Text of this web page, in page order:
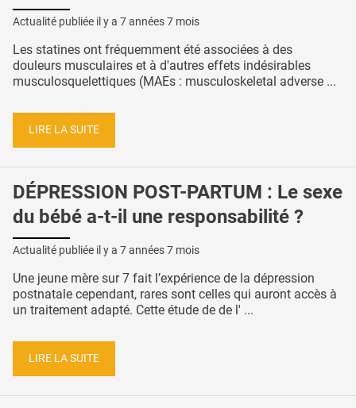
Actualité publiée il y a 7 années 7 mois
Les statines ont fréquemment été associées à des
douleurs musculaires et à d'autres effets indésirables
musculosquelettiques (MAEs : musculoskeletal adverse ...
LIRE LA SUITE
DÉPRESSION POST-PARTUM : Le sexe
du bébé a-t-il une responsabilité ?
Actualité publiée il y a 7 années 7 mois
Une jeune mère sur 7 fait l’expérience de la dépression
postnatale cependant, rares sont celles qui auront accès à
un traitement adapté. Cette étude de de l' ...
LIRE LA SUITE